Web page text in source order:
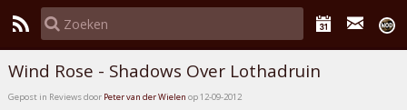
Wind Rose - Shadows Over Lothadruin
Gepost in Reviews door Peter van der Wielen op 12-09-2012